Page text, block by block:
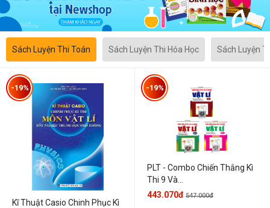
Sách Luyện Thi Toán Sách Luyện Thi Hóa Học Sách Luyện
Kĩ Thuật Casio Chinh Phục Kì
-19%
PLT - Combo Chiến Thắng Kì
Thi 9 Và...
-19%
443.070đ 547.000đ